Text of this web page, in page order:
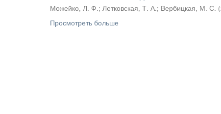
Можейко, Л. Ф.; Летковская, Т. А.; Вербицкая, М. С. (
Просмотреть больше